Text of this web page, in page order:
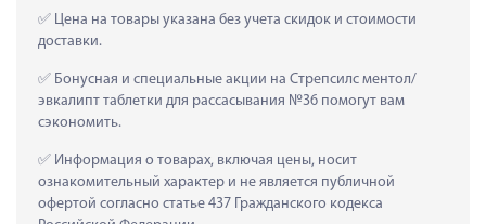
Цена на товары указана без учета скидок и стоимости
доставки.
Бонусная и специальные акции на Стрепсилс ментол/
эвкалипт таблетки для рассасывания №36 помогут вам
сэкономить.
Информация о товарах, включая цены, носит
ознакомительный характер и не является публичной
офертой согласно статье 437 Гражданского кодекса